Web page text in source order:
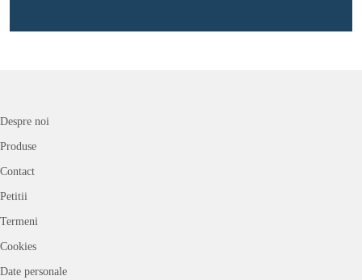
Despre noi
Produse
Contact
Petitii
Termeni
Cookies
Date personale